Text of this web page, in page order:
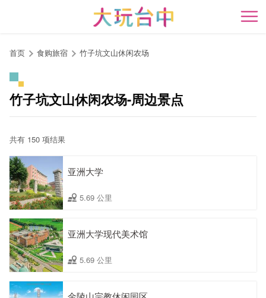
开
首页 食购旅宿 竹子坑文山休闲农场
竹子坑文山休闲农场-周边景点
共有 150 项结果
亚洲大学
5.69 公里
亚洲大学现代美术馆
5.69 公里